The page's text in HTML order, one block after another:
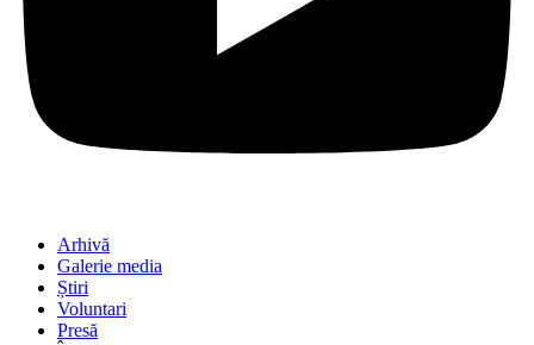
Arhivă
Galerie media
Știri
Voluntari
Presă